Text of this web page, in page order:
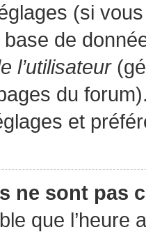
(si
de
l’utilisateur
du
et
ne sont pas
que l’heure